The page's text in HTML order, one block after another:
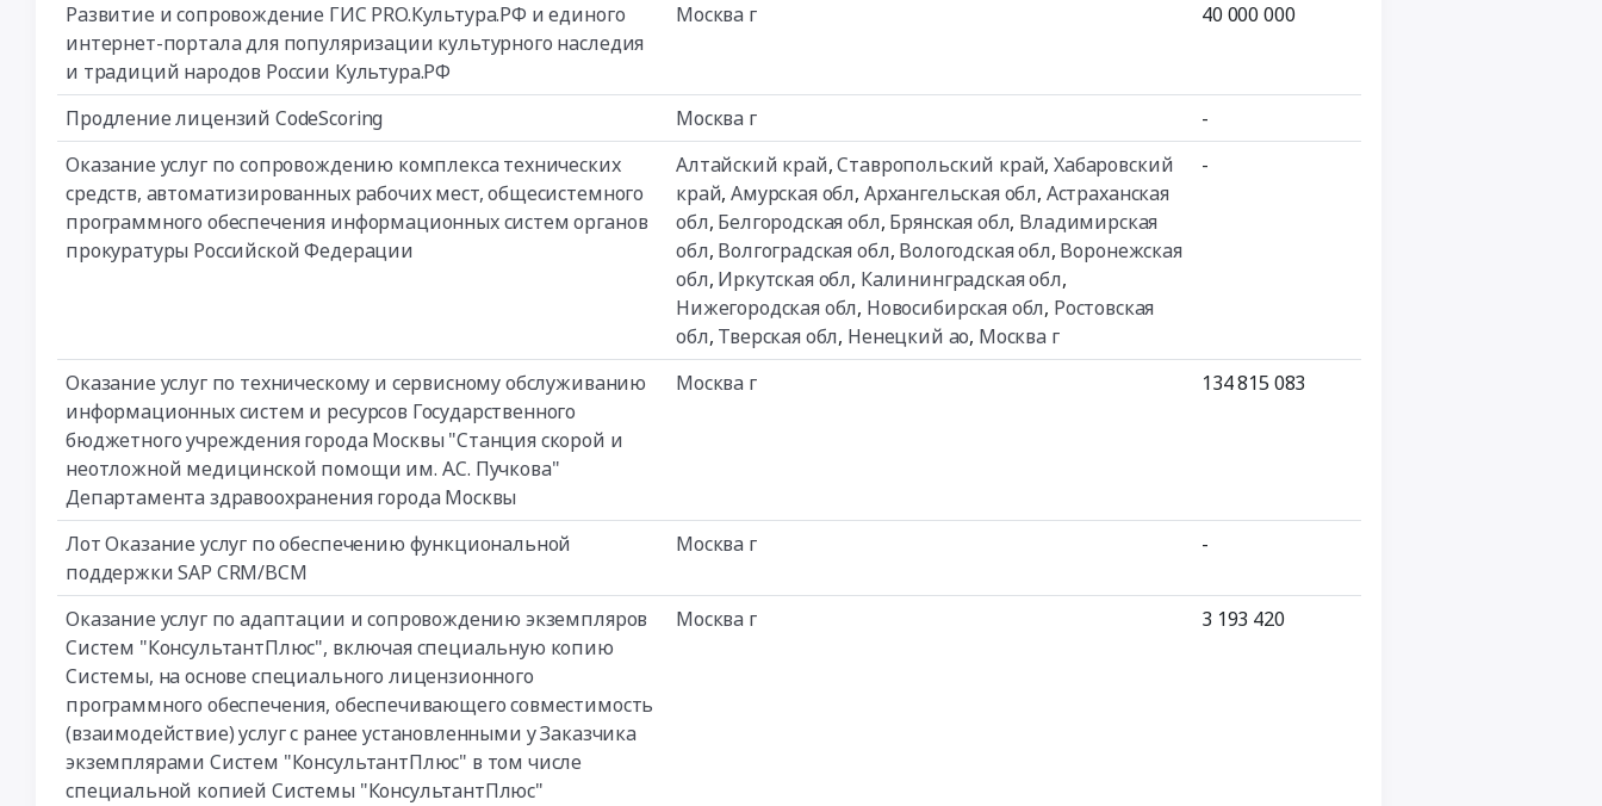
Развитие и сопровождение ГИС PRO.Культура.РФ и единого
интернет-портала для популяризации культурного наследия
и традиций народов России Культура.РФ
Москва г 40 000 000
Продление лицензий CodeScoring Москва г
-
Оказание услуг по сопровождению комплекса технических
средств, автоматизированных рабочих мест, общесистемного
программного обеспечения информационных систем органов
прокуратуры Российской Федерации
Алтайский край,Ставропольский край,Хабаровский
край,Амурская обл, Архангельская обл, Астраханская
обл, Белгородская обл, Брянская обл, Владимирская
обл, Волгоградская обл, Вологодская обл, Воронежская
обл, Иркутская обл, Калининградская обл,
Нижегородская обл, Новосибирская обл, Ростовская
обл, Тверская обл, Ненецкий ао, Москва г
-
Оказание услуг по техническому и сервисному обслуживанию
информационных систем и ресурсов Государственного
бюджетного учреждения города Москвы "Станция скорой и
неотложной медицинской помощи им. А.С. Пучкова"
Департамента здравоохранения города Москвы
Москва г 134 815 083
Лот Оказание услуг по обеспечению функциональной
поддержки SAP CRM/BCM
Москва г -
Оказание услуг по адаптации и сопровождению экземпляров
Систем "КонсультантПлюс", включая специальную копию
Системы, на основе специального лицензионного
программного обеспечения, обеспечивающего совместимость
(взаимодействие) услуг с ранее установленными у Заказчика
экземплярами Систем "КонсультантПлюс" в том числе
специальной копией Системы "КонсультантПлюс"
Москва г 3 193 420